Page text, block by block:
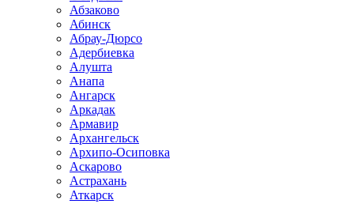
Абзаково
Абинск
Абрау-Дюрсо
Адербиевка
Алушта
Анапа
Ангарск
Аркадак
Армавир
Архангельск
Архипо-Осиповка
Аскарово
Астрахань
Аткарск